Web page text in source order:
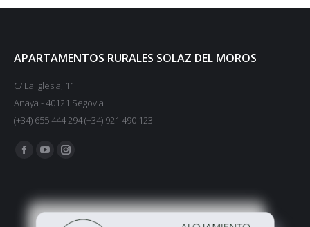
APARTAMENTOS RURALES SOLAZ DEL MOROS
C/ La Iglesia, 11
Anaya - 40121 Segovia
(+34) 655 444 294 (+34) 921 490 123
Encuéntranos en:
Facebook
YouTubeInstagram